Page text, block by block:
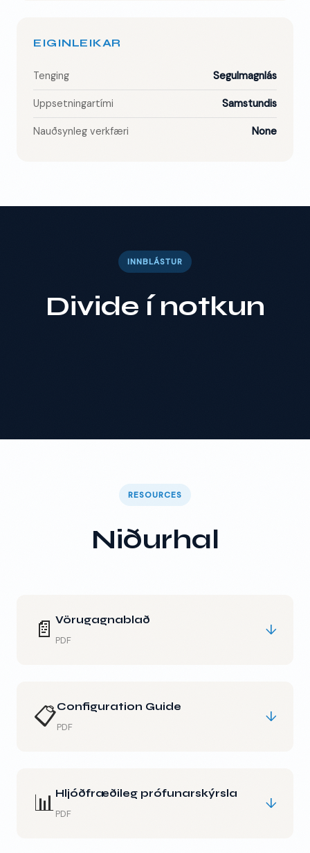
EIGINLEIKAR
Tenging Segulmagnlás
Uppsetningartími Samstundis
Nauðsynleg verkfæri None
INNBLÁSTUR
Divide í notkun
RESOURCES
Niðurhal
📄 Vörugagnablað
PDF
↓
📋Configuration Guide
PDF
↓
📊 Hljóðfræðileg prófunarskýrsla
PDF
↓